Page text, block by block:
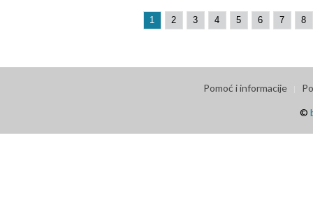
1 2 3 4 5 6 7 8
Pomoć i informacije
©